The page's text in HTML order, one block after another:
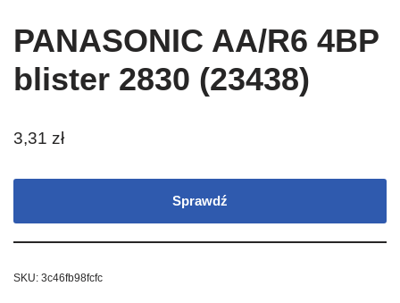
PANASONIC AA/R6 4BP
blister 2830 (23438)
3,31 zł
Sprawdź
SKU: 3c46fb98fcfc